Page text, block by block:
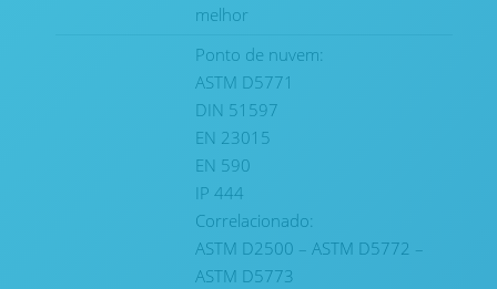
melhor
Ponto de nuvem:
ASTM D5771
DIN 51597
EN 23015
EN 590
IP 444
Correlacionado:
ASTM D2500 – ASTM D5772 –
ASTM D5773